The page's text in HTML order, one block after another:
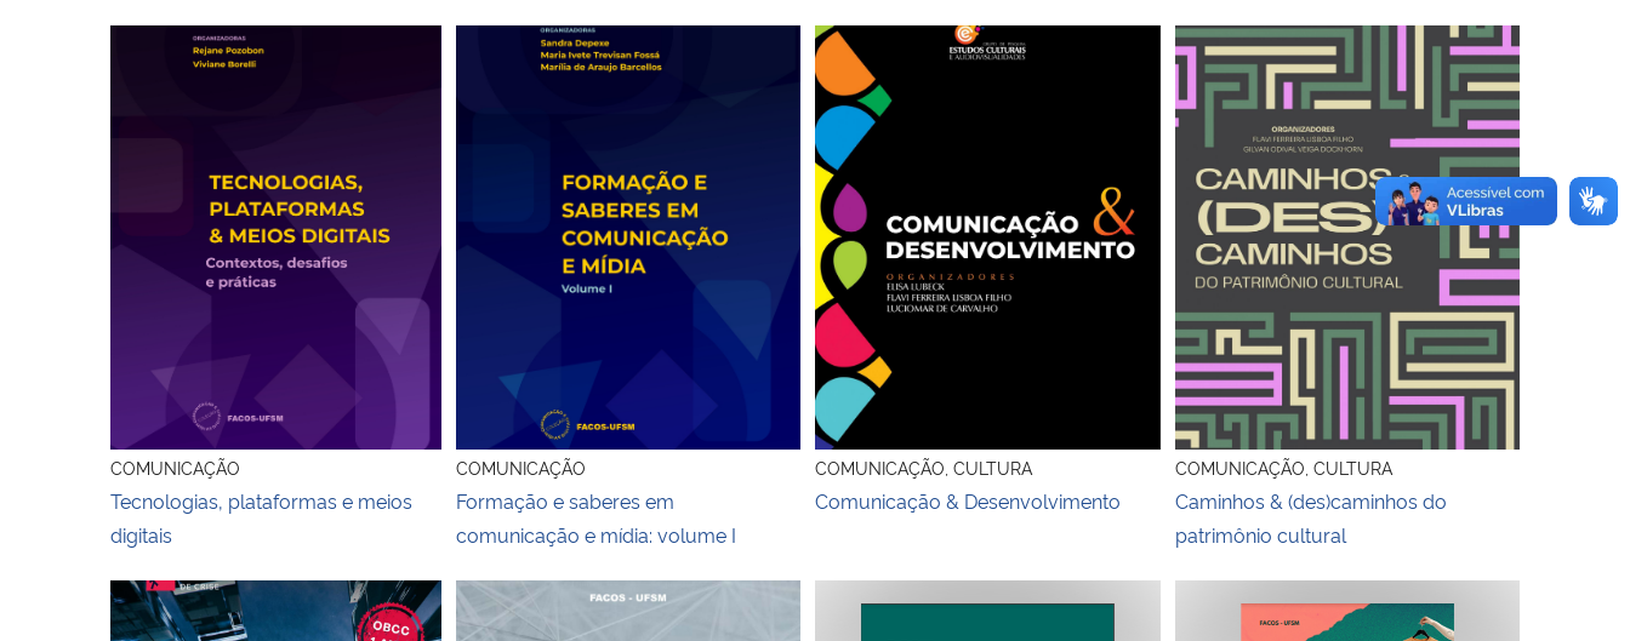
Capa ebook Tecnologias, plataformas e meios digitais
COMUNICAÇÃO
Tecnologias, plataformas e meios
digitais
Capa ebook Formação e Saberes em Comunicação e Mídia
COMUNICAÇÃO
Formação e saberes em
comunicação e mídia: volume I
Comunicação & Desenvolvimento
COMUNICAÇÃO, CULTURA
Comunicação & Desenvolvimento
Capa do livro Caminhos & (des)caminhos do
COMUNICAÇÃO, CULTURA
Caminhos & (des)caminhos do
patrimônio cultural
Capa do livro Risco e Crise Capa livro Insights para a comunicação organizacional